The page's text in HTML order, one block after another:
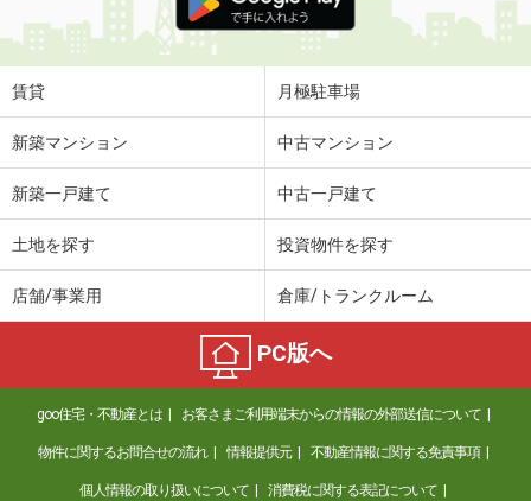
価 格
4.20万円
住 所
山口県山口市大内矢田南６丁目
専有面積
山口県宇部市中村３
3.90万円
山口県宇部市北琴芝１丁目
6.60万円
住 所
山口県宇部市北琴芝１丁目
専有面積 46.54m²
間取り
1LDK
山口県周南市大字須々万本郷
賃貸 月極駐車場
新築マンション 中古マンション
新築一戸建て 中古一戸建て
土地を探す 投資物件を探す
店舗/事業用 倉庫/トランクルーム
PC版へ
goo住宅・不動産とは お客さまご利用端末からの情報の外部送信について
物件に関するお問合せの流れ 情報提供元 不動産情報に関する免責事項
個人情報の取り扱いについて 消費税に関する表記について